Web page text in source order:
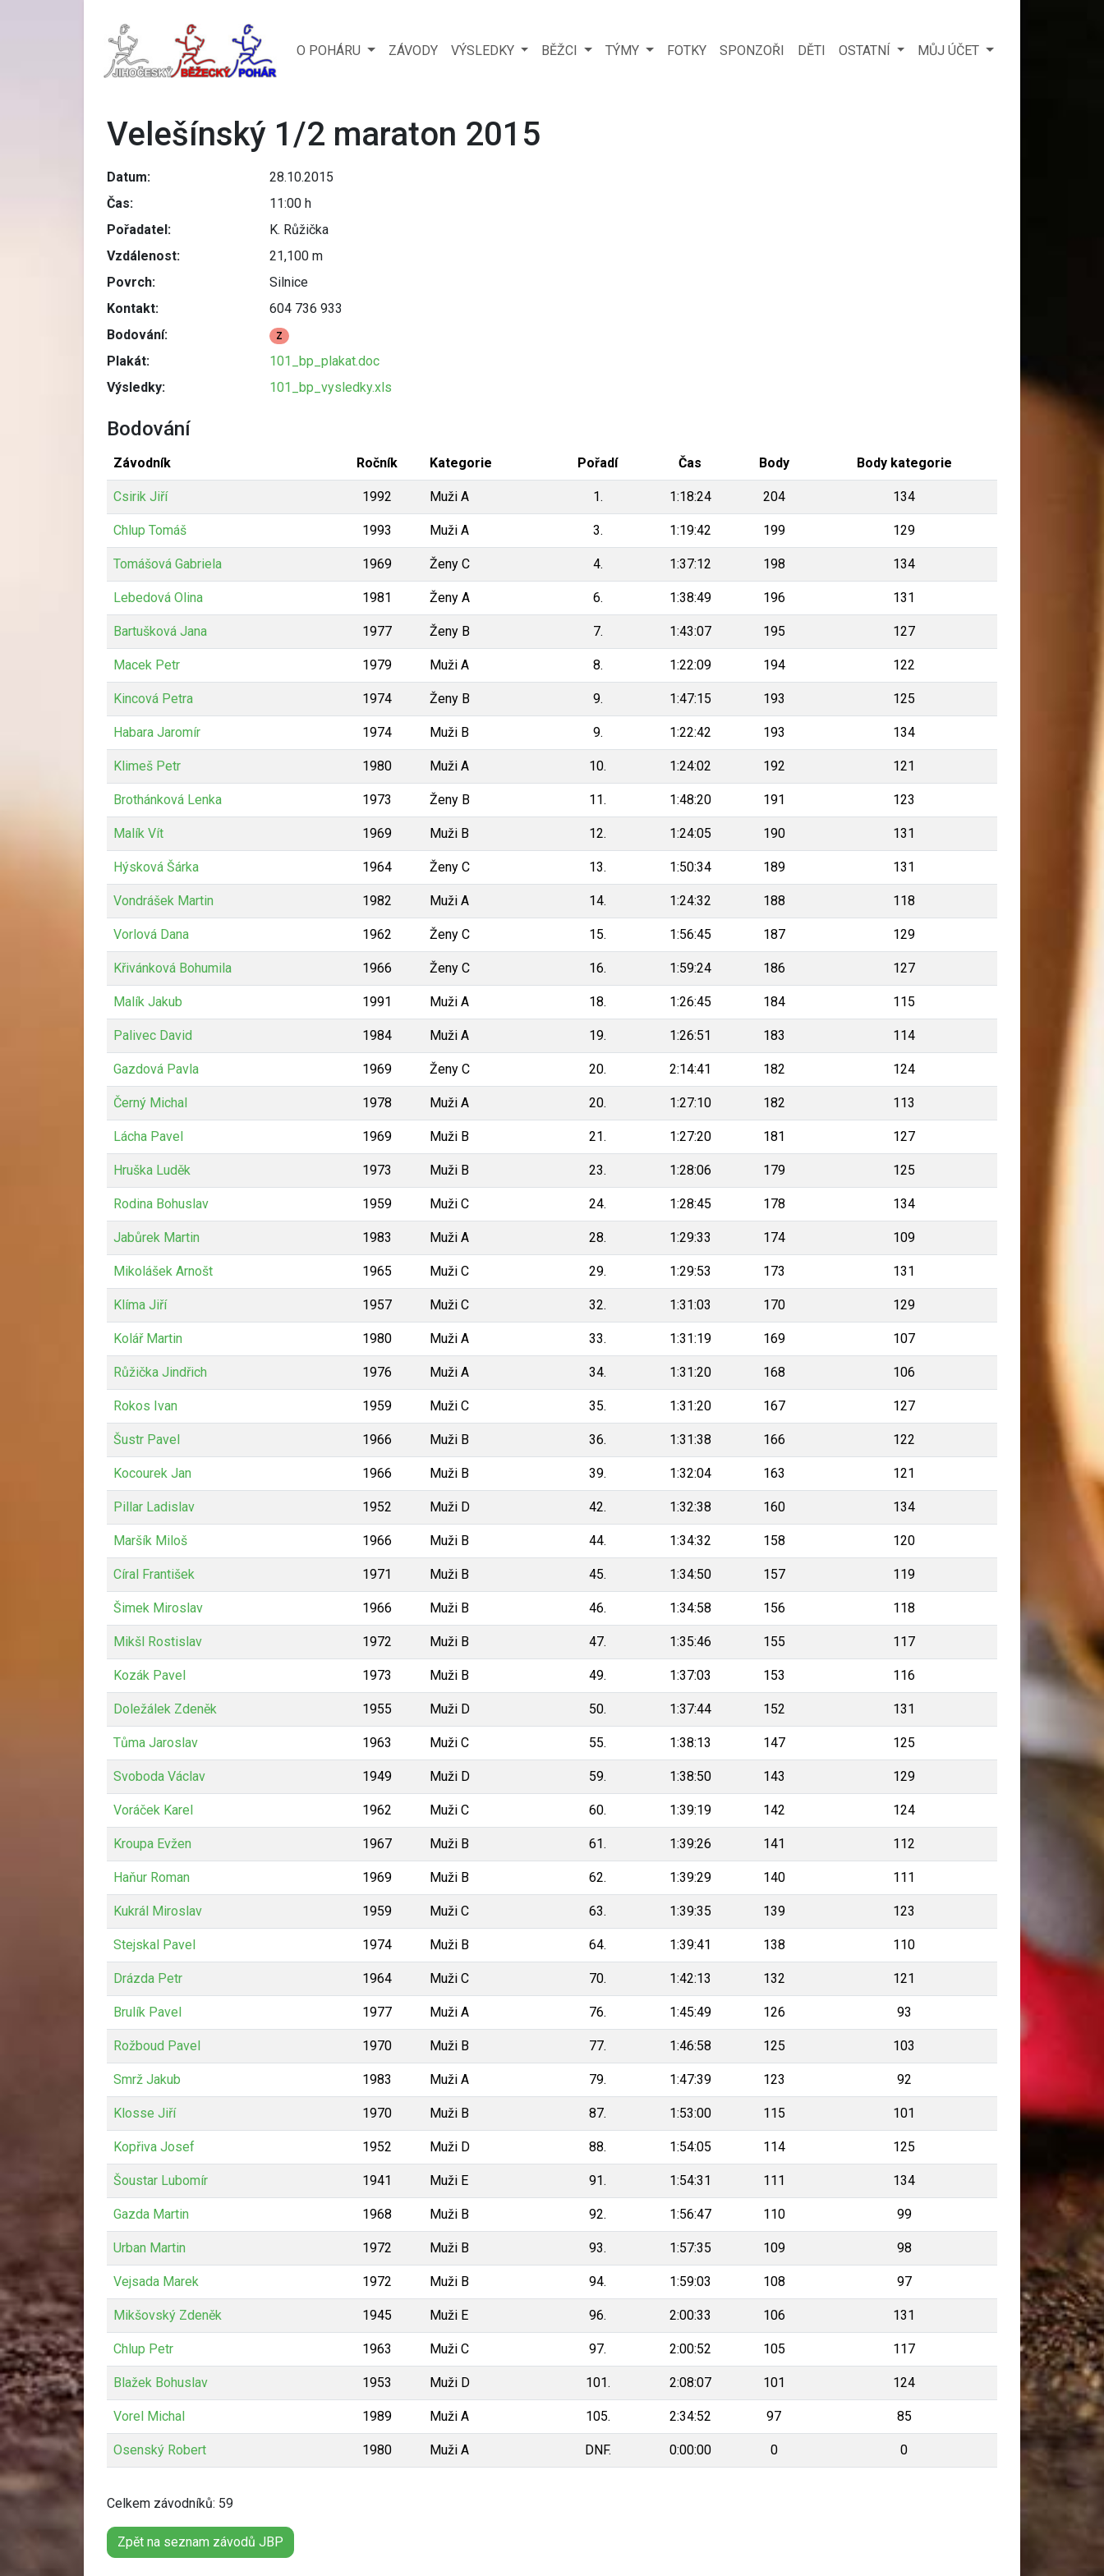
O POHÁRU ZÁVODY VÝSLEDKY BĚŽCI TÝMY FOTKY SPONZOŘI DĚTI OSTATNÍ MŮJ ÚČET
Velešínský 1/2 maraton 2015
Datum:
28.10.2015
Čas:
11:00 h
Pořadatel:
K. Růžička
Vzdálenost:
21,100 m
Povrch:
Silnice
Kontakt:
604 736 933
Bodování:
Z
Plakát:
101_bp_plakat.doc
Výsledky:
101_bp_vysledky.xls
Bodování
Závodník Ročník Kategorie Pořadí Čas Body Body kategorie
Csirik Jiří 1992 Muži A 1. 1:18:24 204 134
Chlup Tomáš 1993 Muži A 3. 1:19:42 199 129
Tomášová Gabriela 1969 Ženy C 4. 1:37:12 198 134
Lebedová Olina 1981 Ženy A 6. 1:38:49 196 131
Bartušková Jana 1977 Ženy B 7. 1:43:07 195 127
Macek Petr 1979 Muži A 8. 1:22:09 194 122
Kincová Petra 1974 Ženy B 9. 1:47:15 193 125
Habara Jaromír 1974 Muži B 9. 1:22:42 193 134
Klimeš Petr 1980 Muži A 10. 1:24:02 192 121
Brothánková Lenka 1973 Ženy B 11. 1:48:20 191 123
Malík Vít 1969 Muži B 12. 1:24:05 190 131
Hýsková Šárka 1964 Ženy C 13. 1:50:34 189 131
Vondrášek Martin 1982 Muži A 14. 1:24:32 188 118
Vorlová Dana 1962 Ženy C 15. 1:56:45 187 129
Křivánková Bohumila 1966 Ženy C 16. 1:59:24 186 127
Malík Jakub 1991 Muži A 18. 1:26:45 184 115
Palivec David 1984 Muži A 19. 1:26:51 183 114
Gazdová Pavla 1969 Ženy C 20. 2:14:41 182 124
Černý Michal 1978 Muži A 20. 1:27:10 182 113
Lácha Pavel 1969 Muži B 21. 1:27:20 181 127
Hruška Luděk 1973 Muži B 23. 1:28:06 179 125
Rodina Bohuslav 1959 Muži C 24. 1:28:45 178 134
Jabůrek Martin 1983 Muži A 28. 1:29:33 174 109
Mikolášek Arnošt 1965 Muži C 29. 1:29:53 173 131
Klíma Jiří 1957 Muži C 32. 1:31:03 170 129
Kolář Martin 1980 Muži A 33. 1:31:19 169 107
Růžička Jindřich 1976 Muži A 34. 1:31:20 168 106
Rokos Ivan 1959 Muži C 35. 1:31:20 167 127
Šustr Pavel 1966 Muži B 36. 1:31:38 166 122
Kocourek Jan 1966 Muži B 39. 1:32:04 163 121
Pillar Ladislav 1952 Muži D 42. 1:32:38 160 134
Maršík Miloš 1966 Muži B 44. 1:34:32 158 120
Círal František 1971 Muži B 45. 1:34:50 157 119
Šimek Miroslav 1966 Muži B 46. 1:34:58 156 118
Mikšl Rostislav 1972 Muži B 47. 1:35:46 155 117
Kozák Pavel 1973 Muži B 49. 1:37:03 153 116
Doležálek Zdeněk 1955 Muži D 50. 1:37:44 152 131
Tůma Jaroslav 1963 Muži C 55. 1:38:13 147 125
Svoboda Václav 1949 Muži D 59. 1:38:50 143 129
Voráček Karel 1962 Muži C 60. 1:39:19 142 124
Kroupa Evžen 1967 Muži B 61. 1:39:26 141 112
Haňur Roman 1969 Muži B 62. 1:39:29 140 111
Kukrál Miroslav 1959 Muži C 63. 1:39:35 139 123
Stejskal Pavel 1974 Muži B 64. 1:39:41 138 110
Drázda Petr 1964 Muži C 70. 1:42:13 132 121
Brulík Pavel 1977 Muži A 76. 1:45:49 126 93
Rožboud Pavel 1970 Muži B 77. 1:46:58 125 103
Smrž Jakub 1983 Muži A 79. 1:47:39 123 92
Klosse Jiří 1970 Muži B 87. 1:53:00 115 101
Kopřiva Josef 1952 Muži D 88. 1:54:05 114 125
Šoustar Lubomír 1941 Muži E 91. 1:54:31 111 134
Gazda Martin 1968 Muži B 92. 1:56:47 110 99
Urban Martin 1972 Muži B 93. 1:57:35 109 98
Vejsada Marek 1972 Muži B 94. 1:59:03 108 97
Mikšovský Zdeněk 1945 Muži E 96. 2:00:33 106 131
Chlup Petr 1963 Muži C 97. 2:00:52 105 117
Blažek Bohuslav 1953 Muži D 101. 2:08:07 101 124
Vorel Michal 1989 Muži A 105. 2:34:52 97 85
Osenský Robert 1980 Muži A DNF. 0:00:00 0 0
Celkem závodníků: 59
Zpět na seznam závodů JBP